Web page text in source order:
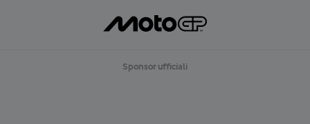
Sponsor ufficiali